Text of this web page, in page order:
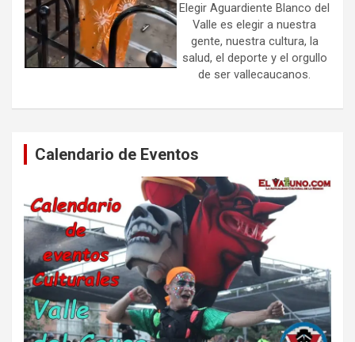
Elegir Aguardiente Blanco del
Valle es elegir a nuestra
gente, nuestra cultura, la
salud, el deporte y el orgullo
de ser vallecaucanos.
Calendario de Eventos